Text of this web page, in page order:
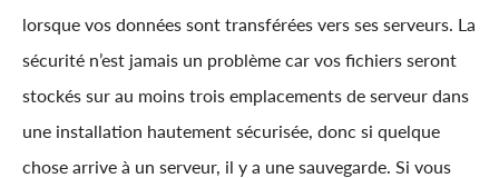
lorsque vos données sont transférées vers ses serveurs. La
sécurité n’est jamais un problème car vos fichiers seront
stockés sur au moins trois emplacements de serveur dans
une installation hautement sécurisée, donc si quelque
chose arrive à un serveur, il y a une sauvegarde. Si vous